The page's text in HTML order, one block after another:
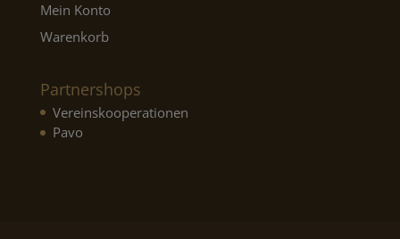
Mein Konto
Warenkorb
Partnershops
Vereinskooperationen
Pavo